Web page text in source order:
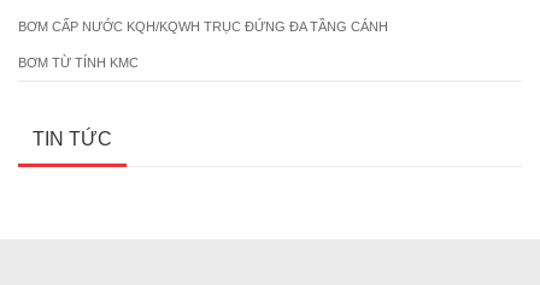
BƠM CẤP NƯỚC KQH/KQWH TRỤC ĐỨNG ĐA TẦNG CÁNH
BƠM TỪ TÍNH KMC
TIN TỨC